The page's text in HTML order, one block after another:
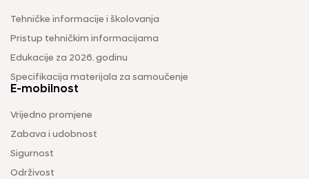
Tehničke informacije i školovanja
Pristup tehničkim informacijama
Edukacije za 2026. godinu
Specifikacija materijala za samoučenje
E-mobilnost
Vrijedno promjene
Zabava i udobnost
Sigurnost
Održivost